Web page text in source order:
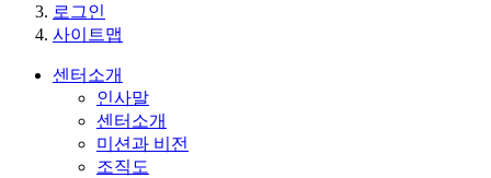
로그인
사이트맵
센터소개
인사말
센터소개
미션과 비전
조직도